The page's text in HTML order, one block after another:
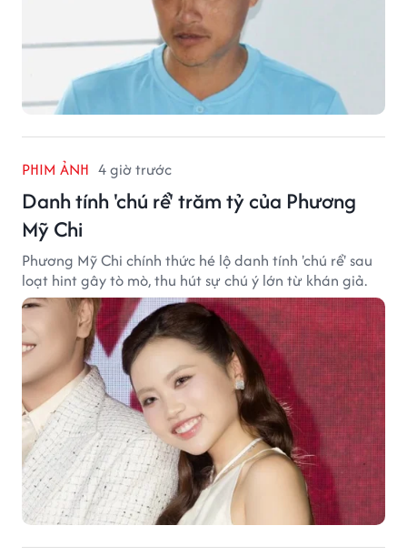
PHIM ẢNH 4 giờ trước
Danh tính 'chú rể' trăm tỷ của Phương
Mỹ Chi
Phương Mỹ Chi chính thức hé lộ danh tính 'chú rể' sau
loạt hint gây tò mò, thu hút sự chú ý lớn từ khán giả.